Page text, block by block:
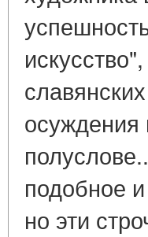
осуждения
подобное
но эти